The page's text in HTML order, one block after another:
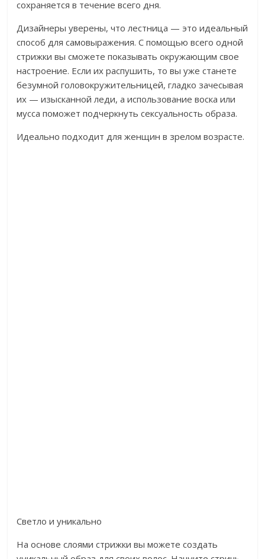
сохраняется в течение всего дня.
Дизайнеры уверены, что лестница — это идеальный
способ для самовыражения. С помощью всего одной
стрижки вы сможете показывать окружающим свое
настроение. Если их распушить, то вы уже станете
безумной головокружительницей, гладко зачесывая
их — изысканной леди, а использование воска или
мусса поможет подчеркнуть сексуальность образа.
Идеально подходит для женщин в зрелом возрасте.
Светло и уникально
На основе слоями стрижки вы можете создать